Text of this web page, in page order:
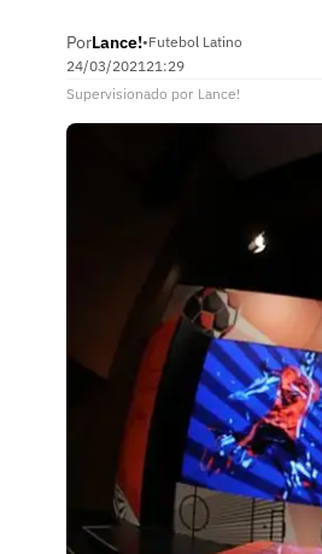
PorLance!•Futebol Latino
24/03/202121:29
Supervisionado por Lance!